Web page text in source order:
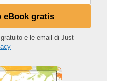
eBook gratis
e le email di Just